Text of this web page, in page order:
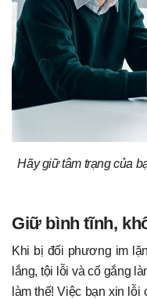
Hãy giữ tâm trạng của
Giữ bình tĩnh,
Khi bị đối phương im
lắng, tội lỗi và cố gắng
làm thế! Việc bạn xin lỗi